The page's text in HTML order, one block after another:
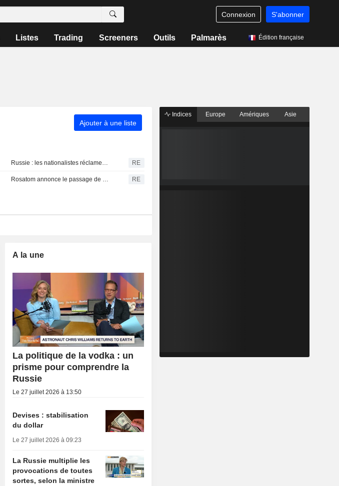
Connexion S'abonner
Listes Trading Screeners Outils Palmarès Édition française
Ajouter à une liste
Russie : les nationalistes réclament l'interdiction électorale du parti anti-guerre, qualifiant ses membres de " traîtres » RE
Rosatom annonce le passage de sept navires chinois vers l'Europe via la route de l'Arctique russe RE
A la une
La politique de la vodka : un
prisme pour comprendre la
Russie
Le 27 juillet 2026 à 13:50
Devises : stabilisation
du dollar
Le 27 juillet 2026 à 09:23
La Russie multiplie les
provocations de toutes
sortes, selon la ministre
Indices Europe Amériques Asie